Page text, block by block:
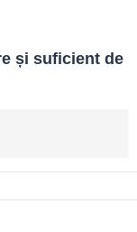
și suficient de